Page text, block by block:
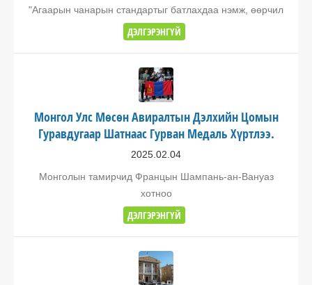
"Агаарын чанарын стандартыг батлахдаа нэмж, өөрчил
ДЭЛГЭРЭНГҮЙ
Монгол Улс Мөсөн Авиралтын Дэлхийн Цомын
Гуравдугаар Шатнаас Гурван Медаль Хүртлээ.
2025.02.04
Монголын тамирчид Францын Шампань-ан-Вануаз
хотноо
ДЭЛГЭРЭНГҮЙ